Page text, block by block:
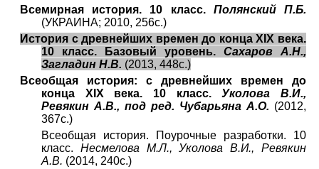
Всемирная история. 10 класс. Полянский П.Б.
(УКРАИНА; 2010, 256с.)
История с древнейших времен до конца XIX века.
10 класс. Базовый уровень. Сахаров А.Н.,
Загладин Н.В. (2013, 448с.)
Всеобщая история: с древнейших времен до
конца XIX века. 10 класс.Уколова В.И.,
Ревякин А.В., под ред. Чубарьяна А.О. (2012,
367с.)
Всеобщая история. Поурочные разработки. 10
класс. Несмелова М.Л., Уколова В.И., Ревякин
А.В. (2014, 240с.)